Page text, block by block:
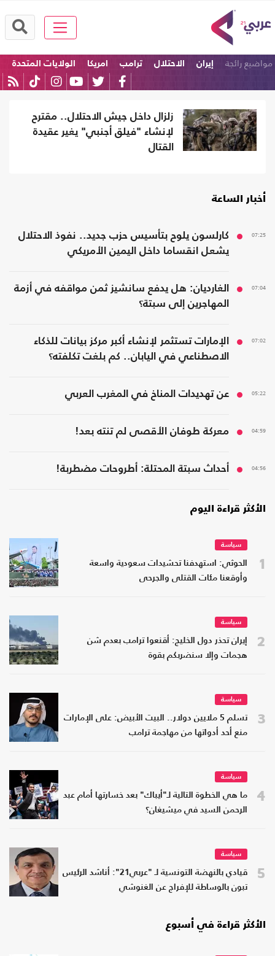
مواضيع رائجة إيران الاحتلال ترامب امريكا
الولايات المتحدة
زلزال داخل جيش الاحتلال.. مقترح
لإنشاء "فيلق أجنبي" يغير عقيدة
القتال
أخبار الساعة
07:25
كارلسون يلوح بتأسيس حزب جديد.. نفوذ الاحتلال
يشعل انقساما داخل اليمين الأمريكي
07:04
الغارديان: هل يدفع سانشيز ثمن مواقفه في أزمة
المهاجرين إلى سبتة؟
07:02
الإمارات تستثمر لإنشاء أكبر مركز بيانات للذكاء
الاصطناعي في اليابان.. كم بلغت تكلفته؟
05:22 عن تهديدات المناخ في المغرب العربي
04:59 معركة طوفان الأقصى لم تنته بعد!
04:56 أحداث سبتة المحتلة: أطروحات مضطربة!
الأكثر قراءة اليوم
1
سياسة
الحوثي: استهدفنا تحشيدات سعودية واسعة
وأوقعنا مئات القتلى والجرحى
2
سياسة
إيران تحذر دول الخليج: أقنعوا ترامب بعدم شن
هجمات وإلا سنضربكم بقوة
3
سياسة
تسلم 5 ملايين دولار.. البيت الأبيض: على الإمارات
منع أحد أدواتها من مهاجمة ترامب
4
سياسة
ما هي الخطوة التالية لـ"أيباك" بعد خسارتها أمام عبد
الرحمن السيد في ميشيغان؟
5
سياسة
قيادي بالنهضة التونسية لـ "عربي21": أناشد الرئيس
تبون بالوساطة للإفراج عن الغنوشي
الأكثر قراءة في أسبوع